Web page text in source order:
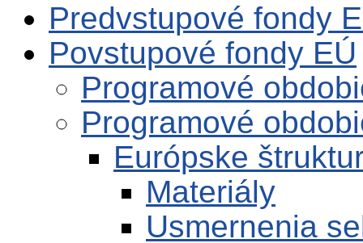
Predvstupové fondy
Povstupové fondy EÚ
Programové
Programové
Európske
Materiály
Usmernenia